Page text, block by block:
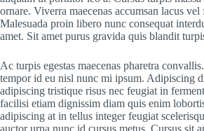
ornare. Viverra maecenas accumsan lacus vel
Malesuada proin libero nunc consequat
amet. Sit amet purus gravida quis blandit
Ac turpis egestas maecenas pharetra
tempor id eu nisl nunc mi ipsum. Adipiscing
adipiscing tristique risus nec feugiat in
facilisi etiam dignissim diam quis enim
adipiscing at in tellus integer feugiat
auctor urna nunc id cursus metus. Cursus sit